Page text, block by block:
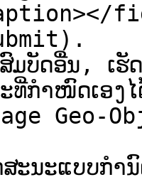
ມບັດອື່ນ, ເ
ທີ່ກໍາໜົດເອ
Geo-
ສະນະແບບກ